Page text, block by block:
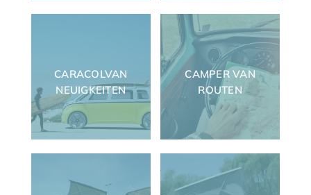
CARACOLVAN
NEUIGKEITEN
CAMPER VAN
ROUTEN